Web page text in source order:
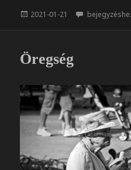
e
k
z
Közzétéve
2021-01-21 Zálogban
Öregség